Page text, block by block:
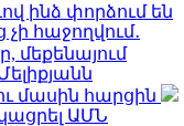
ինձ փորձում են
հաջողվում․
մեքենայում
մասին հարցին
ԱՄՆ